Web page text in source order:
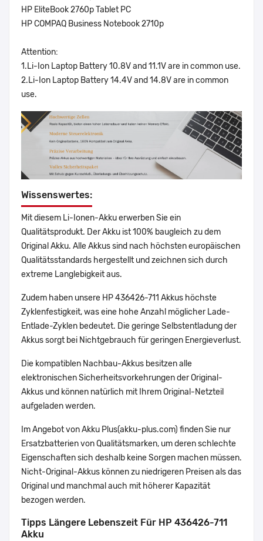
HP EliteBook 2760p Tablet PC
HP COMPAQ Business Notebook 2710p
Attention:
1.Li-Ion Laptop Battery 10.8V and 11.1V are in common use.
2.Li-Ion Laptop Battery 14.4V and 14.8V are in common
use.
Wissenswertes:
Mit diesem Li-Ionen-Akku erwerben Sie ein
Qualitätsprodukt. Der Akku ist 100% baugleich zu dem
Original Akku. Alle Akkus sind nach höchsten europäischen
Qualitätsstandards hergestellt und zeichnen sich durch
extreme Langlebigkeit aus.
Zudem haben unsere HP 436426-711 Akkus höchste
Zyklenfestigkeit, was eine hohe Anzahl möglicher Lade-
Entlade-Zyklen bedeutet. Die geringe Selbstentladung der
Akkus sorgt bei Nichtgebrauch für geringen Energieverlust.
Die kompatiblen Nachbau-Akkus besitzen alle
elektronischen Sicherheitsvorkehrungen der Original-
Akkus und können natürlich mit Ihrem Original-Netzteil
aufgeladen werden.
Im Angebot von Akku Plus(akku-plus.com) finden Sie nur
Ersatzbatterien von Qualitätsmarken, um deren schlechte
Eigenschaften sich deshalb keine Sorgen machen müssen.
Nicht-Original-Akkus können zu niedrigeren Preisen als das
Original und manchmal auch mit höherer Kapazität
bezogen werden.
Tipps Längere Lebenszeit Für HP 436426-711
Akku